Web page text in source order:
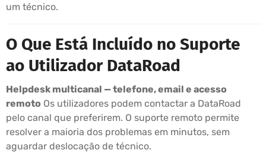
um técnico.
O Que Está Incluído no Suporte
ao Utilizador DataRoad
Helpdesk multicanal — telefone, email e acesso
remoto Os utilizadores podem contactar a DataRoad
pelo canal que preferirem. O suporte remoto permite
resolver a maioria dos problemas em minutos, sem
aguardar deslocação de técnico.